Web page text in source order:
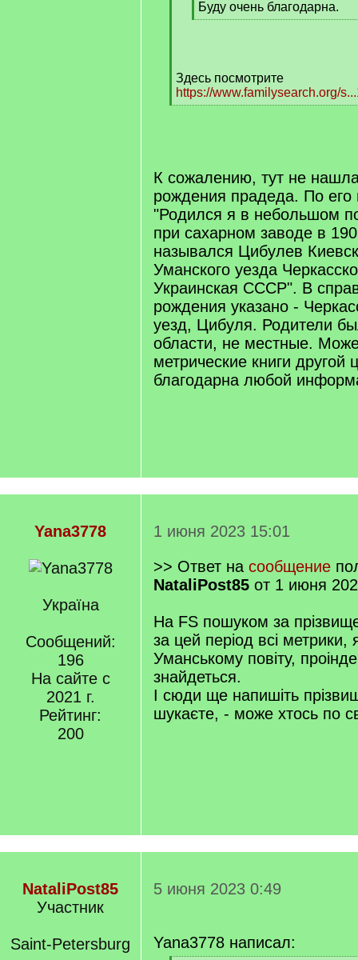
Буду очень благодарна.
[
Здесь посмотрите
https://www.familysearch.org/
[
К сожалению, тут не
рождения прадеда. По
"Родился я в небольшом
при сахарном заводе в
назывался Цибулев
Уманского уезда
Украинская СССР". В
рождения указано -
уезд, Цибуля. Родители
области, не местные.
метрические книги другой
благодарна любой
Yana3778
Україна
Сообщений:
196
На сайте с
2021 г.
Рейтинг:
200
1 июня 2023 15:01
>> Ответ на сообщение
NataliPost85 от 1 июня
На FS пошуком за
за цей період всі метрики,
Уманському повіту,
знайдеться.
І сюди ще напишіть
шукаєте, - може хтось по
NataliPost85
Участник
Saint-Petersburg
5 июня 2023 0:49
Yana3778 написал: